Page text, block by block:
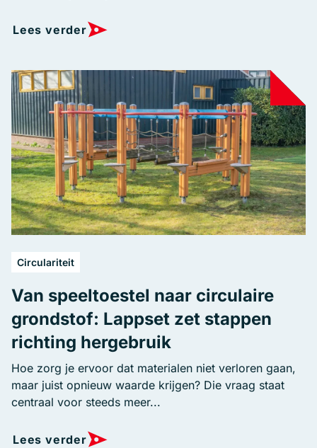
Lees verder
Circulariteit
Van speeltoestel naar circulaire
grondstof: Lappset zet stappen
richting hergebruik
Hoe zorg je ervoor dat materialen niet verloren gaan,
maar juist opnieuw waarde krijgen? Die vraag staat
centraal voor steeds meer...
Lees verder